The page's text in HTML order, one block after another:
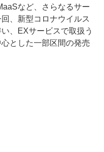
など、さらなるサー
、新型コロナウイルス
、EXサービスで取扱う
とした一部区間の発売